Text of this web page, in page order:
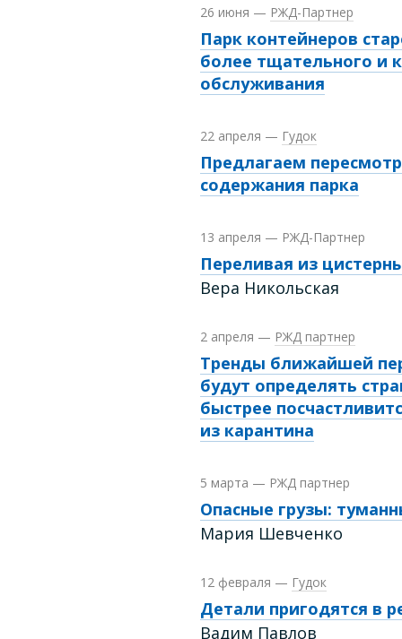
26 июня — РЖД-Партнер
Парк контейнеров
более тщательного и
обслуживания
22 апреля — Гудок
Предлагаем
содержания парка
13 апреля — РЖД-Партнер
Переливая из
Вера Никольская
2 апреля — РЖД партнер
Тренды ближайшей
будут определять
быстрее
из карантина
5 марта — РЖД партнер
Опасные грузы:
Мария Шевченко
12 февраля — Гудок
Детали пригодятся в
Вадим Павлов